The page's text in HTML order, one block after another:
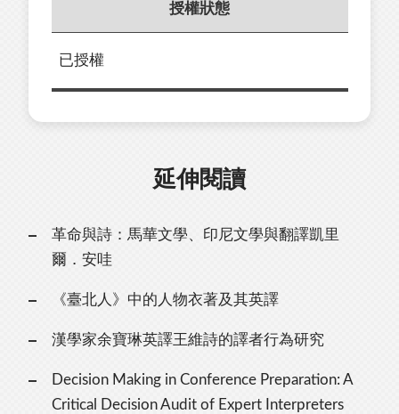
授權狀態
已授權
延伸閱讀
革命與詩：馬華文學、印尼文學與翻譯凱里
爾．安哇
《臺北人》中的人物衣著及其英譯
漢學家余寶琳英譯王維詩的譯者行為研究
Decision Making in Conference Preparation: A
Critical Decision Audit of Expert Interpreters